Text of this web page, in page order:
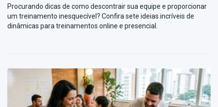
Procurando dicas de como descontrair sua equipe e proporcionar
um treinamento inesquecível? Confira sete ideias incríveis de
dinâmicas para treinamentos online e presencial.